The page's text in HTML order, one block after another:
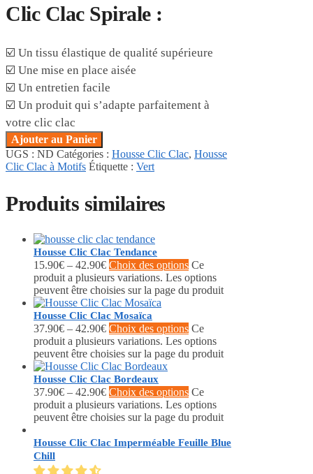
Clic Clac Spirale :
☑️ Un tissu élastique de qualité supérieure
☑️ Une mise en place aisée
☑️ Un entretien facile
☑️ Un produit qui s’adapte parfaitement à
votre clic clac
Ajouter au Panier
UGS : ND Catégories : Housse Clic Clac, Housse
Clic Clac à Motifs Étiquette : Vert
Produits similaires
Housse Clic Clac Tendance
15.90€ – 42.90€ Choix des options Ce
produit a plusieurs variations. Les options
peuvent être choisies sur la page du produit
Housse Clic Clac Mosaïca
37.90€ – 42.90€ Choix des options Ce
produit a plusieurs variations. Les options
peuvent être choisies sur la page du produit
Housse Clic Clac Bordeaux
37.90€ – 42.90€ Choix des options Ce
produit a plusieurs variations. Les options
peuvent être choisies sur la page du produit
Housse Clic Clac Imperméable Feuille Blue
Chill